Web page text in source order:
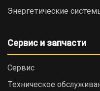
Энергетические
Сервис и запчасти
Сервис
Техническое